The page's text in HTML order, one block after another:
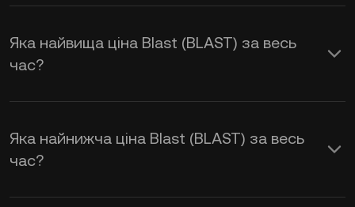
KuCoin надає оновлення цін в USD у
режимі реального часу для Blast
(BLAST). На ціну Blast впливають
KuCoin, щоб отримати курс обміну
BLAST to USD
Яка найвища ціна Blast (BLAST) за весь
час?
Яка найнижча ціна Blast (BLAST) за весь
час?